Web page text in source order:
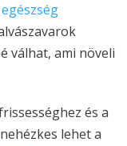
egészség
válhat, ami növeli
és a
lehet a